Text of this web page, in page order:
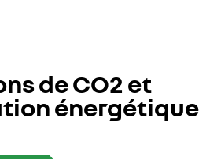
de CO2 et
énergétique